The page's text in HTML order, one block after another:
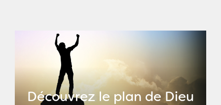
Découvrez le plan de Dieu